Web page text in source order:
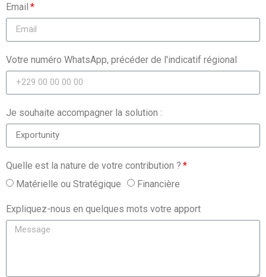
Email
Votre numéro WhatsApp, précéder de l'indicatif régional
Je souhaite accompagner la solution :
Quelle est la nature de votre contribution ?
Matérielle ou Stratégique
Financière
Expliquez-nous en quelques mots votre apport